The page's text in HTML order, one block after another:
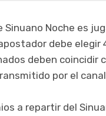
Sinuano Noche es
debe elegir
deben coincidir
por el
a repartir del